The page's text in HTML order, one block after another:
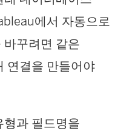
에서 자동으로
바꾸려면 같은
연결을 만들어야
형과 필드명을